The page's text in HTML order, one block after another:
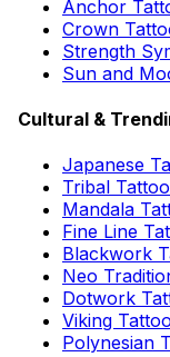
Anchor
Crown
Strength
Sun and
Cultural &
Japanese
Tribal
Mandala
Fine Line
Blackwork
Neo
Dotwork
Viking
Polynesian